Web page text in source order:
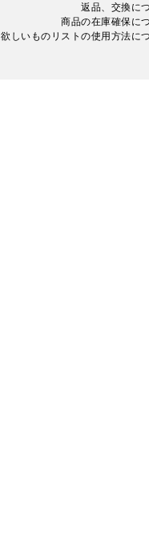
返品、交換に
商品の在庫確保に
欲しいものリストの使用方法に